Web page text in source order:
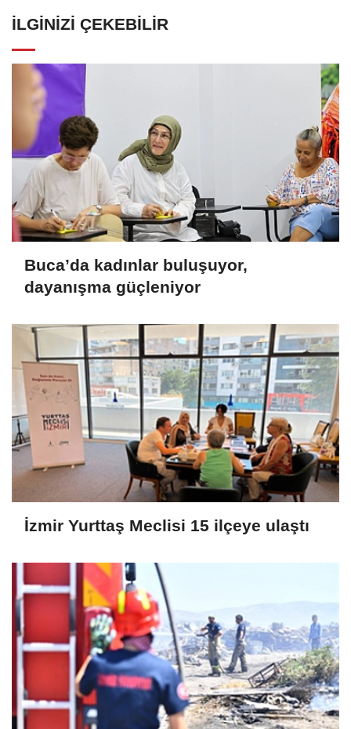
İLGINIZI ÇEKEBILIR
Buca’da kadınlar buluşuyor,
dayanışma güçleniyor
İzmir Yurttaş Meclisi 15 ilçeye ulaştı